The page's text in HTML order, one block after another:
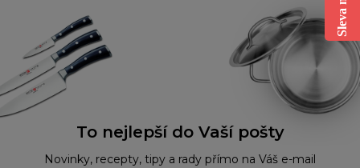
To nejlepší do Vaší pošty
Novinky, recepty, tipy a rady přímo na Váš e-mail